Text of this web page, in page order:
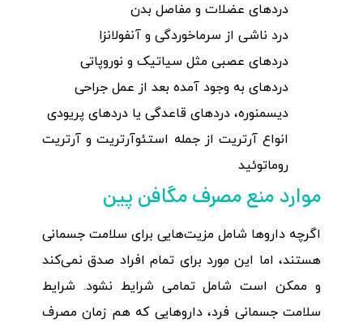
دردهای عضلات و مفاصل بدن
درد ناشی از سرماخوردگی و آنفولانزا
دردهای عصبی مثل سیاتیک و نوروپاتی
دردهای به وجود آمده بعد از عمل‌ جراحی
دیسمنوره، دردهای قاعدگی یا دردهای پریودی
انواع آرتریت از جمله استئوآرتریت و آرتریت
روماتوئید
موارد منع مصرف مگافن پین
اگرچه داروها شامل مزیت‌هایی برای سلامت جسمانی
هستند، اما این مورد برای تمام افراد صدق نمی‌کند
و ممکن است شامل تمامی شرایط نشود. شرایط
سلامت جسمانی فرد، داروهایی که هم زمان مصرف